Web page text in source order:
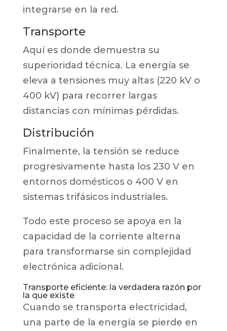
integrarse en la red.
Transporte
Aquí es donde demuestra su
superioridad técnica. La energía se
eleva a tensiones muy altas (220 kV o
400 kV) para recorrer largas
distancias con mínimas pérdidas.
Distribución
Finalmente, la tensión se reduce
progresivamente hasta los 230 V en
entornos domésticos o 400 V en
sistemas trifásicos industriales.
Todo este proceso se apoya en la
capacidad de la corriente alterna
para transformarse sin complejidad
electrónica adicional.
Transporte eficiente: la verdadera razón por
la que existe
Cuando se transporta electricidad,
una parte de la energía se pierde en